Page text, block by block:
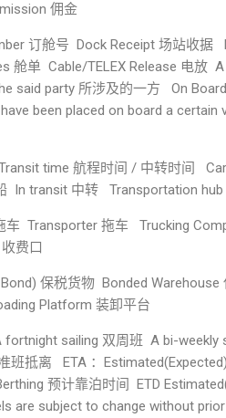
佣金
订舱号 Dock Receipt 场站收据
舱单 Cable/TELEX Release 电放
said party 所涉及的一方 On
been placed on board a certain
time 航程时间 / 中转时间
In transit 中转 Transportation hub
Transporter 拖车 Trucking
收费口
保税货物 Bonded
Platform 装卸平台
sailing 双周班 A bi-weekly
班抵离 ETA ：
预计靠泊时间 ETD
are subject to change without